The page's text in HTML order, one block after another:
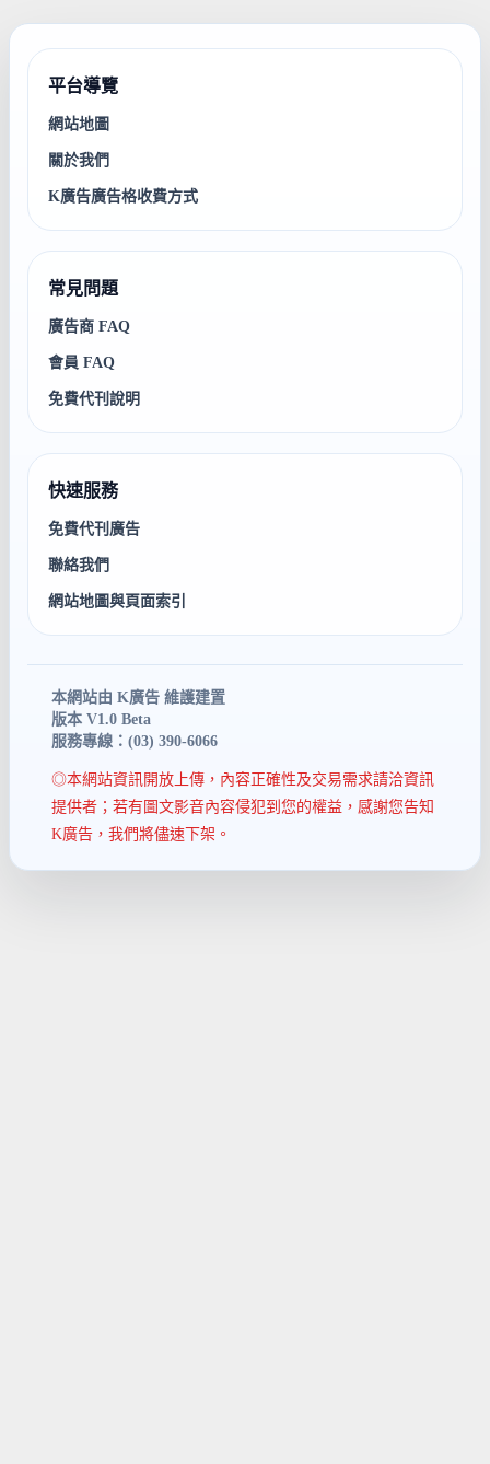
平台導覽
網站地圖
關於我們
K廣告廣告格收費方式
常見問題
廣告商 FAQ
會員 FAQ
免費代刊說明
快速服務
免費代刊廣告
聯絡我們
網站地圖與頁面索引
本網站由 K廣告 維護建置
版本 V1.0 Beta
服務專線：(03) 390-6066
◎本網站資訊開放上傳，內容正確性及交易需求請洽資訊
提供者；若有圖文影音內容侵犯到您的權益，感謝您告知
K廣告，我們將儘速下架。